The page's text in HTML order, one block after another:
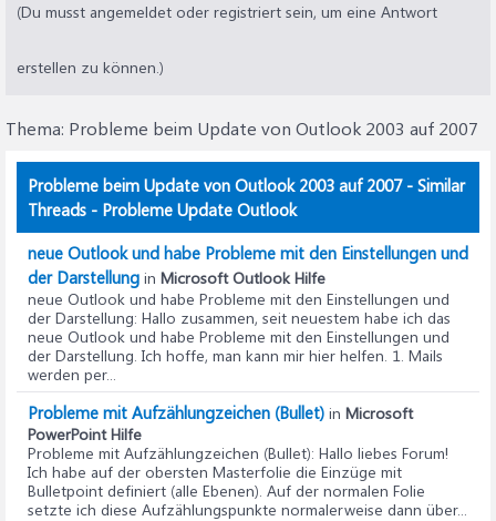
(Du musst angemeldet oder registriert sein, um eine Antwort
erstellen zu können.)
Thema: Probleme beim Update von Outlook 2003 auf 2007
Probleme beim Update von Outlook 2003 auf 2007 - Similar
Threads - Probleme Update Outlook
neue Outlook und habe Probleme mit den Einstellungen und
der Darstellung in Microsoft Outlook Hilfe
neue Outlook und habe Probleme mit den Einstellungen und
der Darstellung: Hallo zusammen, seit neuestem habe ich das
neue Outlook und habe Probleme mit den Einstellungen und
der Darstellung. Ich hoffe, man kann mir hier helfen. 1. Mails
werden per...
Probleme mit Aufzählungzeichen (Bullet) in Microsoft
PowerPoint Hilfe
Probleme mit Aufzählungzeichen (Bullet): Hallo liebes Forum!
Ich habe auf der obersten Masterfolie die Einzüge mit
Bulletpoint definiert (alle Ebenen). Auf der normalen Folie
setzte ich diese Aufzählungspunkte normalerweise dann über...